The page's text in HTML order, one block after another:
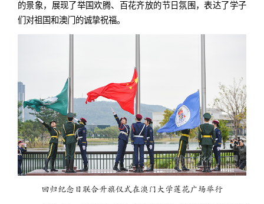
的景象，展现了举国欢腾、百花齐放的节日氛围，表达了学子
们对祖国和澳门的诚挚祝福。
回归纪念日联合升旗仪式在澳门大学莲花广场举行